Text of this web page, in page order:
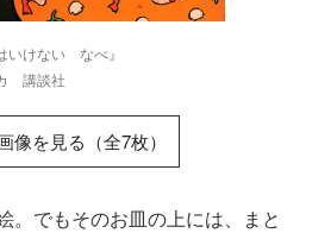
いけない なべ』
講談社
像を見る（全7枚）
。でもそのお皿の上には、まと